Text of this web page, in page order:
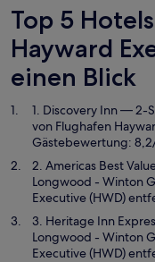
Top 5
Hayward
einen Blick
1. Discovery Inn— 2-
von Flughafen
Gästebewertung:
2. Americas Best
Longwood - Winton
Executive (HWD)
3. Heritage Inn
Longwood - Winton
Executive (HWD)